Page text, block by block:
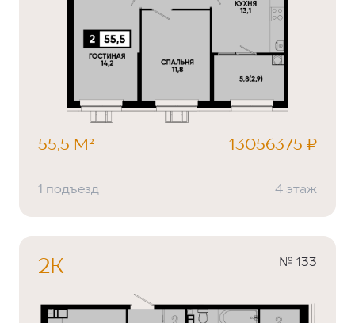
55,5 М² 13056375 ₽
1 подъезд 4 этаж
2К № 133